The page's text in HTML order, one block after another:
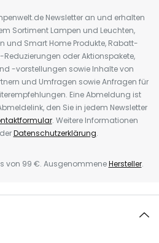
Newsletter an und erhalten
Sortiment Lampen und Leuchten,
und Smart Home Produkte, Rabatt-
Reduzierungen oder Aktionspakete,
-vorstellungen sowie Inhalte von
und Umfragen sowie Anfragen für
Eine Abmeldung ist
den Sie in jedem Newsletter
. Weitere Informationen
Datenschutzerklärung.
von 99 €. AusgenommeneHersteller.